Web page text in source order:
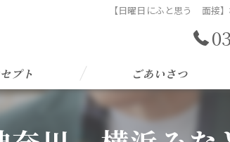
【日曜日にふと思う 面接
プト ごあいさつ